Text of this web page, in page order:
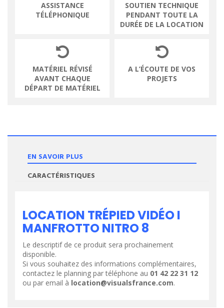
ASSISTANCE
TÉLÉPHONIQUE
SOUTIEN TECHNIQUE
PENDANT TOUTE LA
DURÉE DE LA LOCATION
MATÉRIEL RÉVISÉ
AVANT CHAQUE
DÉPART DE MATÉRIEL
A L’ÉCOUTE DE VOS
PROJETS
EN SAVOIR PLUS
CARACTÉRISTIQUES
LOCATION TRÉPIED VIDÉO I
MANFROTTO NITRO 8
Le descriptif de ce produit sera prochainement
disponible.
Si vous souhaitez des informations complémentaires,
contactez le planning par téléphone au 01 42 22 31 12
ou par email à location@visualsfrance.com.